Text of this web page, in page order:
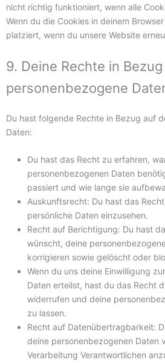
nicht richtig funktioniert, wenn alle
Wenn du die Cookies in deinem
platziert, wenn du unsere Website
9. Deine Rechte in
personenbezogene
Du hast folgende Rechte in Bezug auf
Daten:
Du hast das Recht zu erfahren,
personenbezogenen Daten
passiert und wie lange sie
Auskunftsrecht: Du hast das
persönliche Daten einzusehen.
Recht auf Berichtigung: Du hast
wünscht, deine
korrigieren sowie gelöscht oder
Wenn du uns deine Einwilligung
Daten erteilst, hast du das Recht
widerrufen und deine
zu lassen.
Recht auf Datenübertragbarkeit:
deine personenbezogenen Daten
Verarbeitung Verantwortlichen